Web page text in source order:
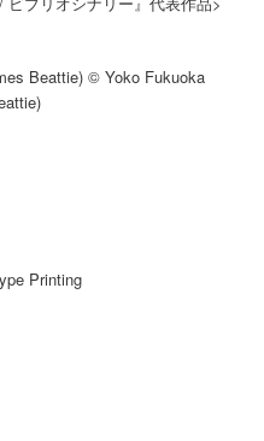
Beattie) © Yoko Fukuoka
Printing